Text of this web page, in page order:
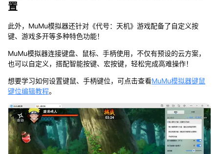
置
此外，MuMu模拟器还针对《代号：天机》游戏配备了自定义按
键、游戏多开等多种特色功能！
MuMu模拟器连接键盘、鼠标、手柄使用，不仅有预设的云方案，
也可以自定义，搭配智能按键、宏按键，轻松完成高难操作！
想要学习如何设置键鼠、手柄键位，可点击查看MuMu模拟器键鼠
键位编辑教程。